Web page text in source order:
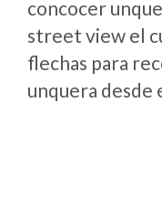
concocer
street view el
flechas para
unquera desde